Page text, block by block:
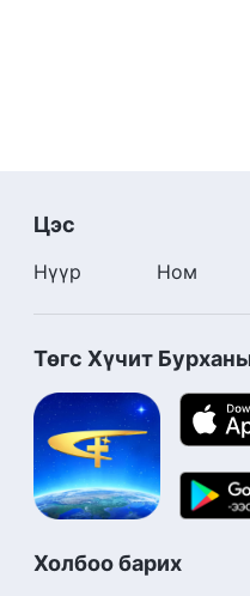
Цэс
Нүүр Ном
Төгс Хүчит
Холбоо барих